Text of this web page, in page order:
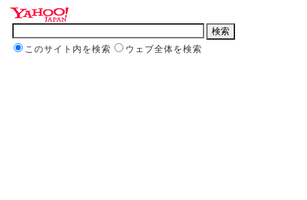
このサイト内を検索 ウェブ全体を検索